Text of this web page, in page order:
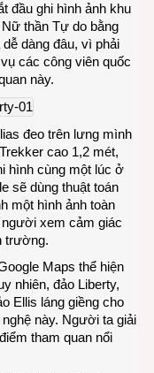
Tự
đầu ghi hình ảnh khu
thần Tự do bằng
dàng đâu, vì phải
các công viên quốc
này.
đeo trên lưng mình
cao 1,2 mét,
hình cùng một lúc ở
sẽ dùng thuật toán
một hình ảnh toàn
xem cảm giác
trường.
Maps thể hiện
nhiên, đảo Liberty,
Ellis láng giềng cho
này. Người ta giải
tham quan nổi